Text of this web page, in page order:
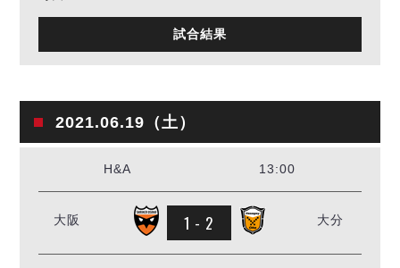
試合結果
2021.06.19（土）
H&A 13:00
大阪 1 - 2 大分